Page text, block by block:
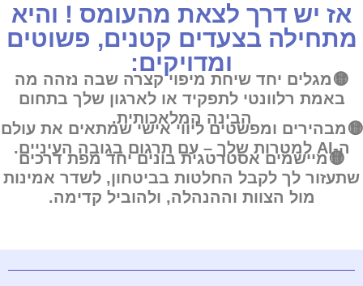
אז יש דרך לצאת מהעומס ! והיא
מתחילה בצעדים קטנים, פשוטים
ומדויקים:
🟡מגלים יחד שיחת מיפוי קצרה שבה נזהה מה
באמת רלוונטי לתפקיד או לארגון שלך בתחום
הבינה המלאכותית.
🟡מבהירים ומפשטים ליווי אישי שמתאים את עולם
ה-AI למטרות שלך – עם תרגום בגובה העיניים.
🟡מיישמים אסטרטגית בונים יחד מפת דרכים
שתעזור לך לקבל החלטות בביטחון, לשדר אמינות
מול הצוות וההנהלה, ולהוביל קדימה.